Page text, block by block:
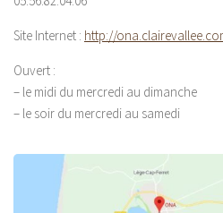
Site Internet : http://
Ouvert :
– le midi du mercredi au dimanche
– le soir du mercredi au samedi